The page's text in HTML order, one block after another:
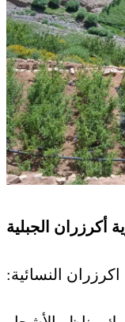
أكرزران الجبلية
اكرزران النسائية